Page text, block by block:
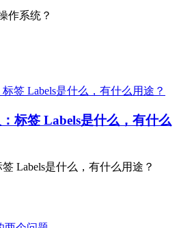
作系统？
标签 Labels是什么，有什么
Labels是什么，有什么用途？